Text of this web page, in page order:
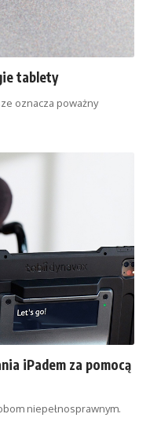
tablety
oznacza poważny
iPadem za pomocą
niepełnosprawnym.